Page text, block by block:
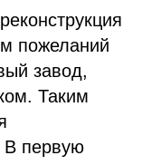
пожеланий
завод,
Таким
В первую